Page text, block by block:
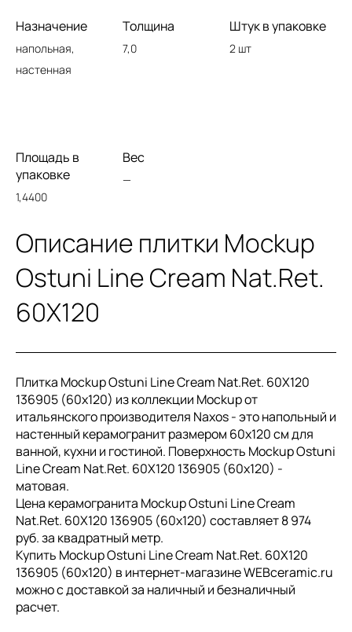
Назначение
напольная,
настенная
Толщина
7,0
Штук в упаковке
2 шт
Площадь в
упаковке
1,4400
Вес
—
Описание плитки Mockup
Ostuni Line Cream Nat.Ret.
60X120
Плитка Mockup Ostuni Line Cream Nat.Ret. 60X120
136905 (60x120) из коллекции Mockup от
итальянского производителя Naxos - это напольный и
настенный керамогранит размером 60x120 см для
ванной, кухни и гостиной. Поверхность Mockup Ostuni
Line Cream Nat.Ret. 60X120 136905 (60x120) -
матовая.
Цена керамогранита Mockup Ostuni Line Cream
Nat.Ret. 60X120 136905 (60x120) составляет 8 974
руб. за квадратный метр.
Купить Mockup Ostuni Line Cream Nat.Ret. 60X120
136905 (60x120) в интернет-магазине WEBceramic.ru
можно с доставкой за наличный и безналичный
расчет.